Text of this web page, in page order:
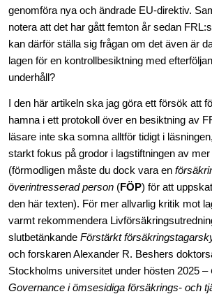
o
o
k
d
I
genomföra nya och ändrade EU-direktiv.
notera att det har gått femton år sedan
kan därför ställa sig frågan om det även är
lagen för en kontrollbesiktning med
underhåll?
I den här artikeln ska jag göra ett försök att
hamna i ett protokoll över en besiktning av
läsare inte ska somna alltför tidigt i
starkt fokus på grodor i lagstiftningen av
(förmodligen måste du dock vara en
överintresserad person (FÖP) för att
den här texten). För mer allvarlig kritik mot
varmt rekommendera
slutbetänkande Förstärkt
och forskaren Alexander R. Beshers
Stockholms universitet under hösten 2025 –
Governance i ömsesidiga försäkrings- och